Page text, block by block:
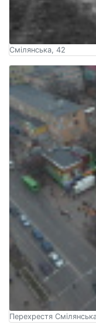
Смілянська, 42
Перехрестя